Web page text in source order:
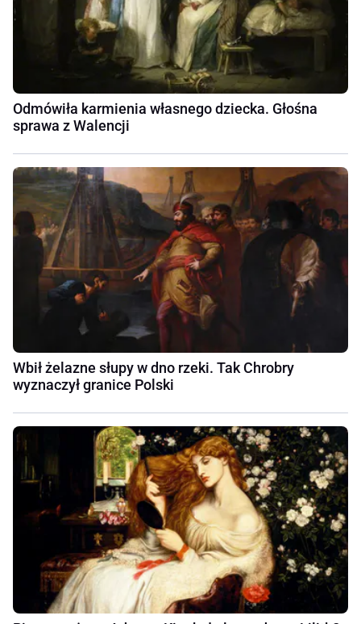
Odmówiła karmienia własnego dziecka. Głośna
sprawa z Walencji
Wbił żelazne słupy w dno rzeki. Tak Chrobry
wyznaczył granice Polski